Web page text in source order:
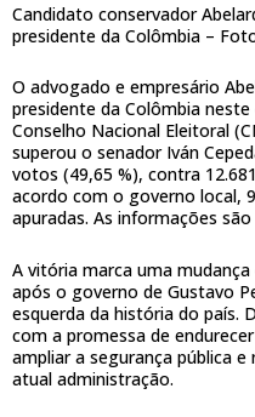
Candidato conservador
presidente da Colômbia –
O advogado e empresário
presidente da Colômbia
Conselho Nacional Eleitoral
superou o senador Iván
votos (49,65 %), contra
acordo com o governo local,
apuradas. As informações
A vitória marca uma
após o governo de Gustavo
esquerda da história do país.
com a promessa de
ampliar a segurança pública
atual administração.